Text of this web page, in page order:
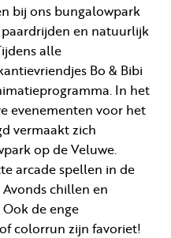
bij ons bungalowpark
en natuurlijk
alle
Bo & Bibi
In het
evenementen voor het
vermaakt zich
op de Veluwe.
arcade spellen in de
chillen en
de enge
colorrun zijn favoriet!